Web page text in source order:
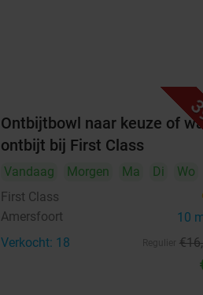
Ontbijtbowl naar keuze of
ontbijt bij First Class
Vandaag Morgen Ma Di
Wo
First Class
Amersfoort 10
Verkocht: 18 €16